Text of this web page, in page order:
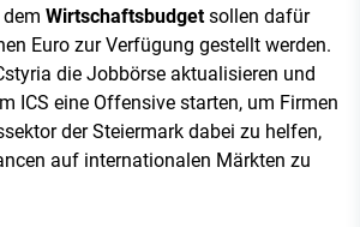
Wirtschaftsbudgetsollen dafür
Euro zur Verfügung gestellt werden.
die Jobbörse aktualisieren und
ICS eine Offensive starten, um Firmen
der Steiermark dabei zu helfen,
auf internationalen Märkten zu